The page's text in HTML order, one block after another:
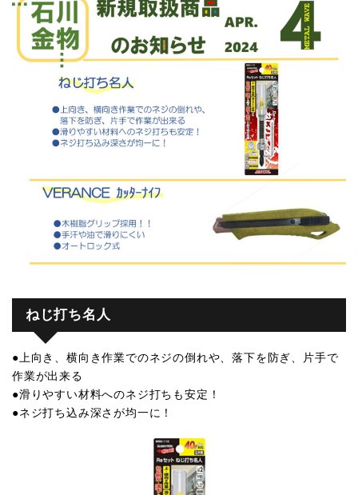
ねじ打ち名人
●上向き、横向き作業でのネジの倒れや、落下を防ぎ、片手で
作業が出来る
●滑りやすい材料へのネジ打ちも安定！
●ネジ打ち込み深さが均一に！